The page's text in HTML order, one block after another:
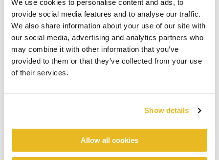
We use cookies to personalise content and ads, to
provide social media features and to analyse our traffic.
We also share information about your use of our site with
our social media, advertising and analytics partners who
may combine it with other information that you’ve
provided to them or that they’ve collected from your use
of their services.
Show details
Allow all cookies
Bij het ontwerpen van een ark vol kleur, waar
begin je dan? Na een gesprek met de
opdrachtgever vond de Woonbootarchitect een
moment van inspiratie buiten in de tuin van de
mix van verschillende kleuren. Een foto van de
tulpen symboliseerden de levendigheid en
kleurrijkheid van de opdrachtgevers.
Geïnspireerd door een eerdere ervaring met het